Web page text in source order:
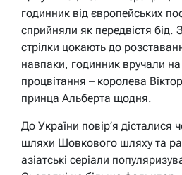
годинник від європейських
сприйняли як передвістя бід.
стрілки цокають до
навпаки, годинник вручали на
процвітання – королева
принца Альберта щодня.
До України повір’я дісталися
шляхи Шовкового шляху та
азіатські серіали